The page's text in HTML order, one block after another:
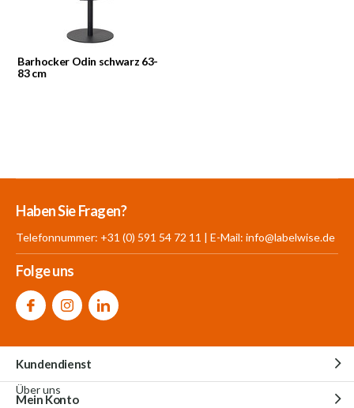
Barhocker Odin schwarz 63-
83 cm
Mehr als 30.000
Haben Sie Fragen?
Telefonnummer: +31 (0) 591 54 72 11 | E-Mail: info@labelwise.de
Folge uns
Kundendienst
Über uns
Mein Konto